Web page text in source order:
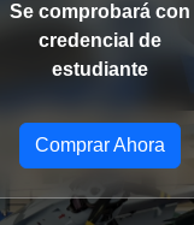
Se comprobará con
credencial de
estudiante
Comprar Ahora